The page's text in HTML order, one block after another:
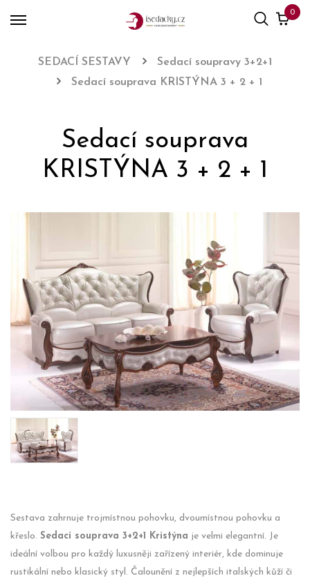
0
SEDACÍ SESTAVY
Sedací soupravy 3+2+1
Sedací souprava KRISTÝNA 3 + 2 + 1
Sedací souprava
KRISTÝNA 3 + 2 + 1
Sestava zahrnuje trojmístnou pohovku, dvoumístnou pohovku a
křeslo. Sedací souprava 3+2+1 Kristýna je velmi elegantní. Je
ideální volbou pro každý luxusněji zařízený interiér, kde dominuje
rustikální nebo klasický styl. Čalounění z nejlepších italských kůží či